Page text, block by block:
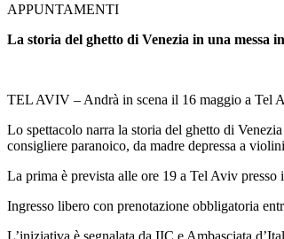
APPUNTAMENTI
La storia del ghetto di Venezia in una messa
TEL AVIV – Andrà in scena il 16 maggio a Tel
Lo spettacolo narra la storia del ghetto di
consigliere paranoico, da madre depressa a
La prima è prevista alle ore 19 a Tel Aviv
Ingresso libero con prenotazione obbligatoria
L’iniziativa è segnalata da IIC e Ambasciata